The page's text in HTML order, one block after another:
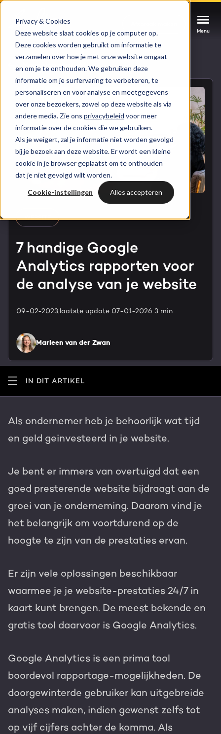
Privacy & Cookies
Deze website slaat cookies op je computer op.
Deze cookies worden gebruikt om informatie te
verzamelen over hoe je met onze website omgaat
en om je te onthouden. We gebruiken deze
informatie om je surfervaring te verbeteren, te
personaliseren en voor analyse en meetgegevens
over onze bezoekers, zowel op deze website als via
andere media. Zie ons privacybeleid voor meer
informatie over de cookies die we gebruiken.
Als je weigert, zal je informatie niet worden gevolgd
bij je bezoek aan deze website. Er wordt een kleine
cookie in je browser geplaatst om te onthouden
dat je niet gevolgd wilt worden.
Cookie-instellingen Alles accepteren
Menu
Menu
HUBSPOT SERVICES
HubSpot implementatie
HubSpot automations
HubSpot integraties
GROWTH SERVICES
Marketing automation
Content & design
WEBSITE SERVICES
HubSpot websites
Modules & templates
Membership portals
Cases
Branches
Bright
WELKOM BIJ BRIGHT
Team
Contact
HubSpot partner
Awards
Inspiratie
Blog
Events & webinars
PORTAL REVIEW
Haal alles uit je HubSpot licentie
Nederlands Zoek
Menu
Could not loads results. Please refresh the
page.
Naar blogoverzicht
WEBSITE
7 handige Google
Analytics rapporten voor
de analyse van je website
09-02-2023,laatste update 07-01-2026 3 min
Marleen van der Zwan
IN DIT ARTIKEL
Als ondernemer heb je behoorlijk wat tijd
en geld geinvesteerd in je website.
Je bent er immers van overtuigd dat een
goed presterende website bijdraagt aan de
groei van je onderneming. Daarom vind je
het belangrijk om voortdurend op de
hoogte te zijn van de prestaties ervan.
Er zijn vele oplossingen beschikbaar
waarmee je je website-prestaties 24/7 in
kaart kunt brengen. De meest bekende en
gratis tool daarvoor is Google Analytics.
Google Analytics is een prima tool
boordevol rapportage-mogelijkheden. De
doorgewinterde gebruiker kan uitgebreide
analyses maken, indien gewenst zelfs tot
op vijf cijfers achter de komma. Als